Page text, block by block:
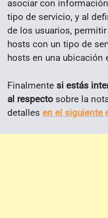
asociar con
tipo de servicio, y al
de los usuarios,
hosts con un tipo de
hosts en una ubicación
Finalmente si estás
al respecto sobre la
detalles en el siguiente